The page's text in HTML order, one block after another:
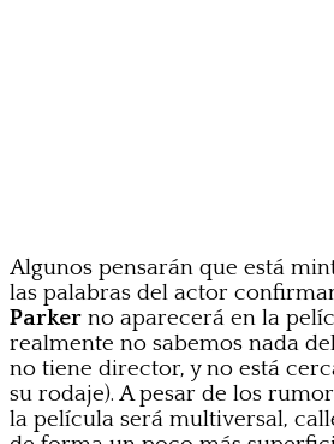
Algunos pensarán que está
las palabras del actor
Parker no aparecerá en la
realmente no sabemos nada
no tiene director, y no está
su rodaje). A pesar de los
la película será multiversal,